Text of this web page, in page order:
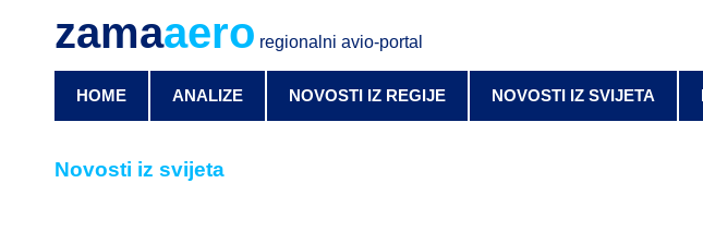
zamaaero regionalni avio-portal
HOME ANALIZE NOVOSTI IZ REGIJE NOVOSTI IZ SVIJETA
Novosti iz svijeta